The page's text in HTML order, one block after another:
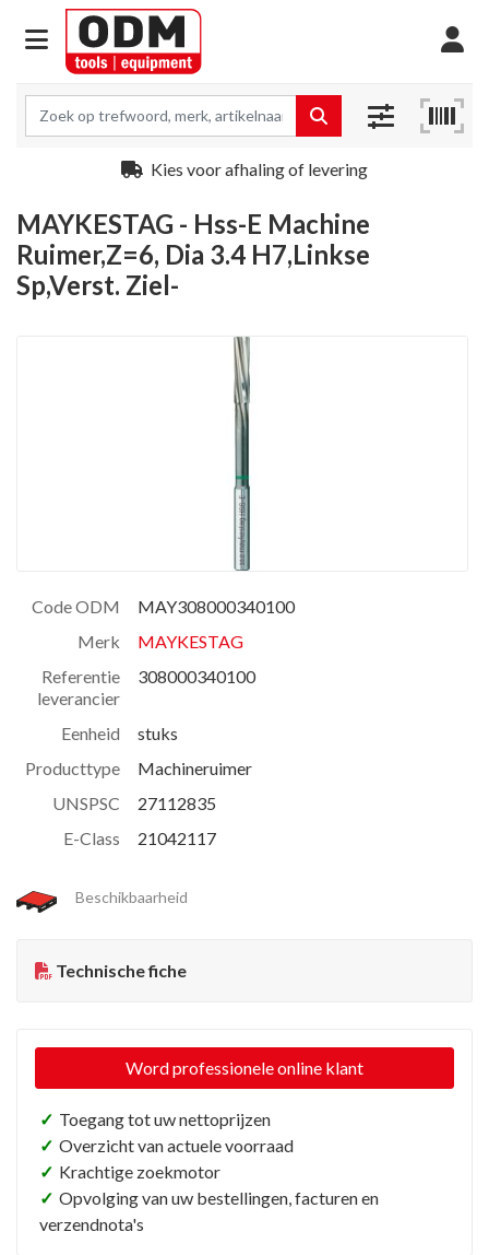
Kies voor afhaling of levering
MAYKESTAG - Hss-E Machine
Ruimer,Z=6, Dia 3.4 H7,Linkse
Sp,Verst. Ziel-
Code ODM
MAY308000340100
Merk
MAYKESTAG
Referentie
leverancier
308000340100
Eenheid
stuks
Producttype
Machineruimer
UNSPSC
27112835
E-Class
21042117
Beschikbaarheid
Technische fiche
Word professionele online klant
✓ Toegang tot uw nettoprijzen
✓ Overzicht van actuele voorraad
✓ Krachtige zoekmotor
✓ Opvolging van uw bestellingen, facturen en
verzendnota's